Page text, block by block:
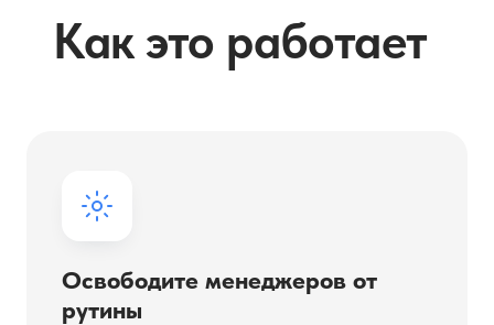
Как это работает
Освободите менеджеров от
рутины